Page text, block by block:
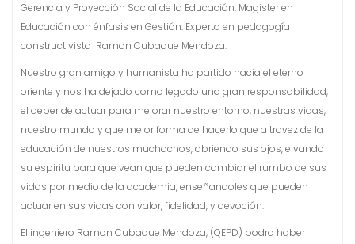
Gerencia y Proyección Social de la Educación, Magister en
Educación con énfasis en Gestión. Experto en pedagogía
constructivista Ramon Cubaque Mendoza.
Nuestro gran amigo y humanista ha partido hacia el eterno
oriente y nos ha dejado como legado una gran responsabilidad,
el deber de actuar para mejorar nuestro entorno, nuestras vidas,
nuestro mundo y que mejor forma de hacerlo que a travez de la
educación de nuestros muchachos, abriendo sus ojos, elvando
su espiritu para que vean que pueden cambiar el rumbo de sus
vidas por medio de la academia, enseñandoles que pueden
actuar en sus vidas con valor, fidelidad, y devoción.
El ingeniero Ramon Cubaque Mendoza, (QEPD) podra haber